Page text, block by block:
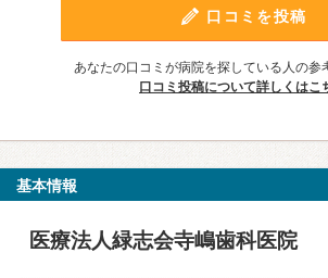
口コミを投稿
あなたの口コミが病院を探している人の参
口コミ投稿について詳しくはこ
基本情報
医療法人緑志会寺嶋歯科医院